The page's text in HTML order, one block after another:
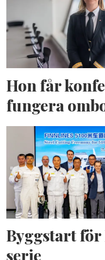
Hon får
fungera
Byggstart
serie